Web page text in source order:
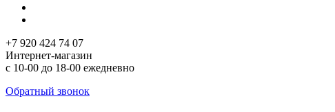
+7 920 424 74 07
Интернет-магазин
с 10-00 до 18-00 ежедневно
Обратный звонок